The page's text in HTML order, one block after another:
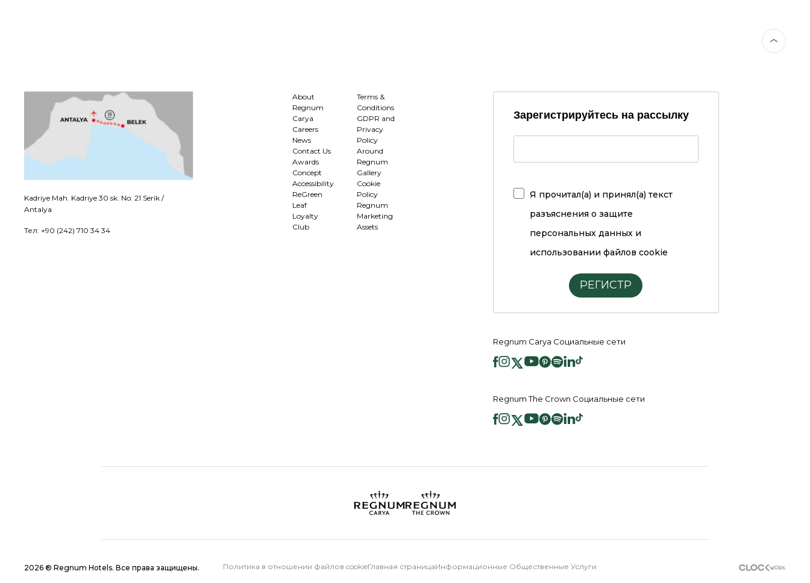
Kadriye Mah. Kadriye 30 sk. No: 21 Serik /
Antalya
Тел: +90 (242) 710 34 34
About
Regnum
Carya
Careers
News
Contact Us
Awards
Concept
Accessibility
ReGreen
Leaf
Loyalty
Club
Terms &
Conditions
GDPR and
Privacy
Policy
Around
Regnum
Gallery
Cookie
Policy
Regnum
Marketing
Assets
Зарегистрируйтесь на рассылку
Я прочитал(а) и принял(а)текст
разъяснения о защите
персональных данных и
использовании файлов cookie
РЕГИСТР
Regnum Carya Социальные сети
Regnum The Crown Социальные сети
2026 ® Regnum Hotels. Все права защищены. Политика в отношении файлов cookieГлавная страницаИнформационные Общественные Услуги